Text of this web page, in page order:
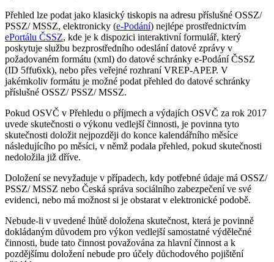
Přehled lze podat jako klasický tiskopis na adresu příslušné OSSZ/
PSSZ/ MSSZ, elektronicky (e-Podání) nejlépe prostřednictvím
ePortálu ČSSZ, kde je k dispozici interaktivní formulář, který
poskytuje službu bezprostředního odeslání datové zprávy v
požadovaném formátu (xml) do datové schránky e-Podání ČSSZ
(ID 5ffu6xk), nebo přes veřejné rozhraní VREP-APEP. V
jakémkoliv formátu je možné podat přehled do datové schránky
příslušné OSSZ/ PSSZ/ MSSZ.
Pokud OSVČ v Přehledu o příjmech a výdajích OSVČ za rok 2017
uvede skutečnosti o výkonu vedlejší činnosti, je povinna tyto
skutečnosti doložit nejpozději do konce kalendářního měsíce
následujícího po měsíci, v němž podala přehled, pokud skutečnosti
nedoložila již dříve.
Doložení se nevyžaduje v případech, kdy potřebné údaje má OSSZ/
PSSZ/ MSSZ nebo Česká správa sociálního zabezpečení ve své
evidenci, nebo má možnost si je obstarat v elektronické podobě.
Nebude-li v uvedené lhůtě doložena skutečnost, která je povinně
dokládaným důvodem pro výkon vedlejší samostatné výdělečné
činnosti, bude tato činnost považována za hlavní činnost a k
pozdějšímu doložení nebude pro účely důchodového pojištění